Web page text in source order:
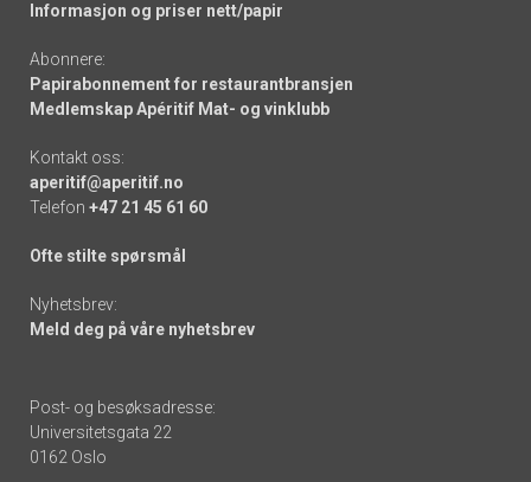
Informasjon og priser nett/papir
Abonnere:
Papirabonnement for restaurantbransjen
Medlemskap Apéritif Mat- og vinklubb
Kontakt oss:
aperitif@aperitif.no
Telefon +47 21 45 61 60
Ofte stilte spørsmål
Nyhetsbrev:
Meld deg på våre nyhetsbrev
Post- og besøksadresse:
Universitetsgata 22
0162 Oslo